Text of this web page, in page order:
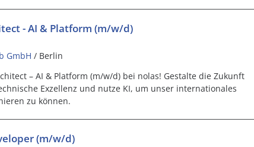
- AI & Platform (m/w/d)
GmbH / Berlin
– AI & Platform (m/w/d) bei nolas! Gestalte die Zukunft
Exzellenz und nutze KI, um unser internationales
zu können.
(m/w/d)